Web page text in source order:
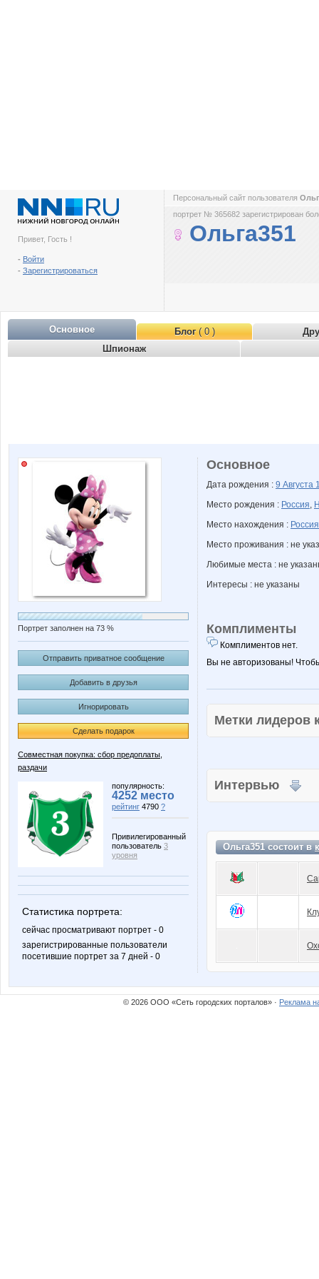
Привет, Гость !
- Войти
- Зарегистрироваться
Персональный сайт пользователя
портрет № 365682 зарегистрирован
Ольга351
Основное Блог( 0 )
Шпионаж
Портрет заполнен на 73 %
Отправить приватное сообщение
Добавить в друзья
Игнорировать
Сделать подарок
Совместная покупка: сбор предоплаты,
раздачи
популярность:
4252 место
рейтинг 4790 ?
Привилегированный
пользователь 3
уровня
Статистика портрета:
сейчас просматривают портрет - 0
зарегистрированные пользователи
посетившие портрет за 7 дней - 0
Основное
Дата рождения : 9 Августа
Место рождения : Россия,
Место нахождения : Россия
Место проживания : не
Любимые места : не
Интересы : не указаны
Комплименты
Комплиментов нет.
Вы не авторизованы!
Метки
Интервью
Ольга351 состоит в
© 2026 ООО «Сеть городских порталов» · Реклама